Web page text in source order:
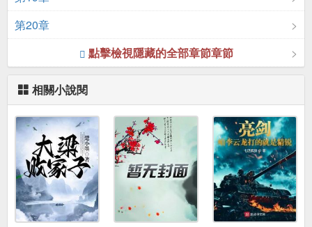
第20章
點擊檢視隱藏的全部章節章節
相關小說閱